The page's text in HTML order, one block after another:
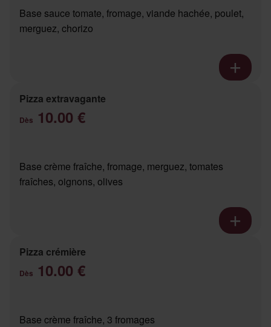
Base sauce tomate, fromage, viande hachée, poulet,
merguez, chorizo
Pizza extravagante
Dès 10.00 €
Base crème fraîche, fromage, merguez, tomates
fraîches, oignons, olives
Pizza crémière
Dès 10.00 €
Base crème fraîche, 3 fromages